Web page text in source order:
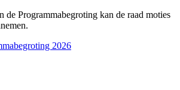
de Programmabegroting kan de raad moties
2026